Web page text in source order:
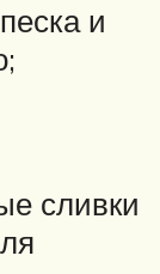
и
сливки